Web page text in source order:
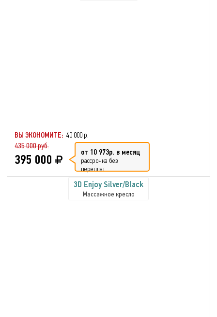
ВЫ ЭКОНОМИТЕ: 40 000 р.
435 000 руб.
395 000 от 10 973р. в месяц
рассрочка без
переплат
3D Enjoy Silver/Black
Массажное кресло